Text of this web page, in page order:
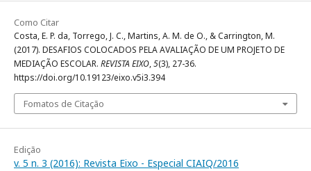
Como Citar
Costa, E. P. da, Torrego, J. C., Martins, A. M. de O., & Carrington, M.
(2017). DESAFIOS COLOCADOS PELA AVALIAÇÃO DE UM PROJETO DE
MEDIAÇÃO ESCOLAR. REVISTA EIXO,5(3), 27-36.
https://doi.org/10.19123/eixo.v5i3.394
Fomatos de Citação
Edição
v. 5 n. 3 (2016): Revista Eixo - Especial CIAIQ/2016